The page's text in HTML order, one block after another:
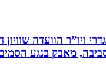
ויו”ר הוועדה
מאבק בנגע